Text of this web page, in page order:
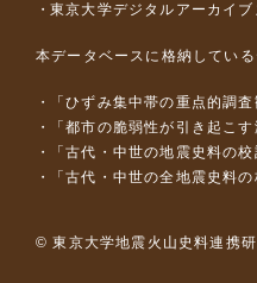
東京大学デジタルアーカイブ
本データベースに格納してい
「ひずみ集中帯の重点的調
「都市の脆弱性が引き起こ
「古代・中世の地震史料の
「古代・中世の全地震史料
© 東京大学地震火山史料連携